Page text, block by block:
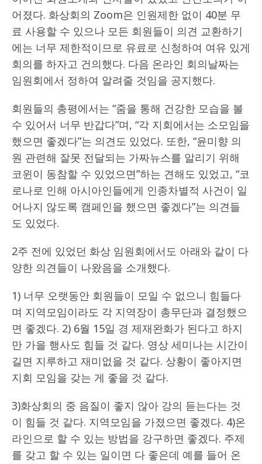
어졌다. 화상회의 Zoom은 인원제한 없이 40분 무
료 사용할 수 있으나 모든 회원들이 의견 교환하기
에는 너무 제한적이므로 유료로 신청하여 여유 있게
회의를 하자고 건의했다. 다음 온라인 회의날짜는
임원회에서 정하여 알려줄 것임을 공지했다.
회원들의 총평에서는 “줌을 통해 건강한 모습을 볼
수 있어서 너무 반갑다”며, “각 지회에서는 소모임을
했으면 좋겠다”는 의견도 있었다. 또한, “윤미향 의
원 관련해 잘못 전달되는 가짜뉴스를 알리기 위해
코윈이 동참할 수 있었으면”하는 견해도 있었고, “코
로나로 인해 아시아인들에게 인종차별적 사건이 일
어나지 않도록 캠페인을 했으면 좋겠다”는 의견들
도 있었다.
2주 전에 있었던 화상 임원회에서도 아래와 같이 다
양한 의견들이 나왔음을 소개했다.
1) 너무 오랫동안 회원들이 모일 수 없으니 힘들다
며 지역모임이라도 각 지역장이 총무단과 결정했으
면 좋겠다. 2) 6월 15일 경 제재완화가 된다고 하지
만 가을 행사도 힘들 것 같다. 영상 세미나는 시간이
길면 지루하고 재미없을 것 같다. 상황이 좋아지면
지회 모임을 갖는 게 좋을 것 같다.
3)화상회의 중 음질이 좋지 않아 강의 듣는다는 것
이 힘들 것 같다. 지역모임을 가졌으면 좋겠다. 4)온
라인으로 할 수 있는 방법을 강구하면 좋겠다. 주제
를 갖고 할 수 있는 일이면 다 좋은데 예를 들어 온